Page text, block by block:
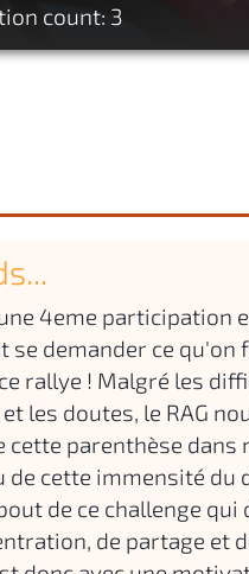
count: 3
4eme participation
se demander ce qu'on
rallye ! Malgré les
les doutes, le RAG
cette parenthèse dans
de cette immensité du
de ce challenge qui
de partage et